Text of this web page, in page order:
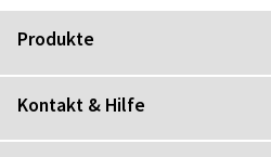
Produkte
Kontakt & Hilfe